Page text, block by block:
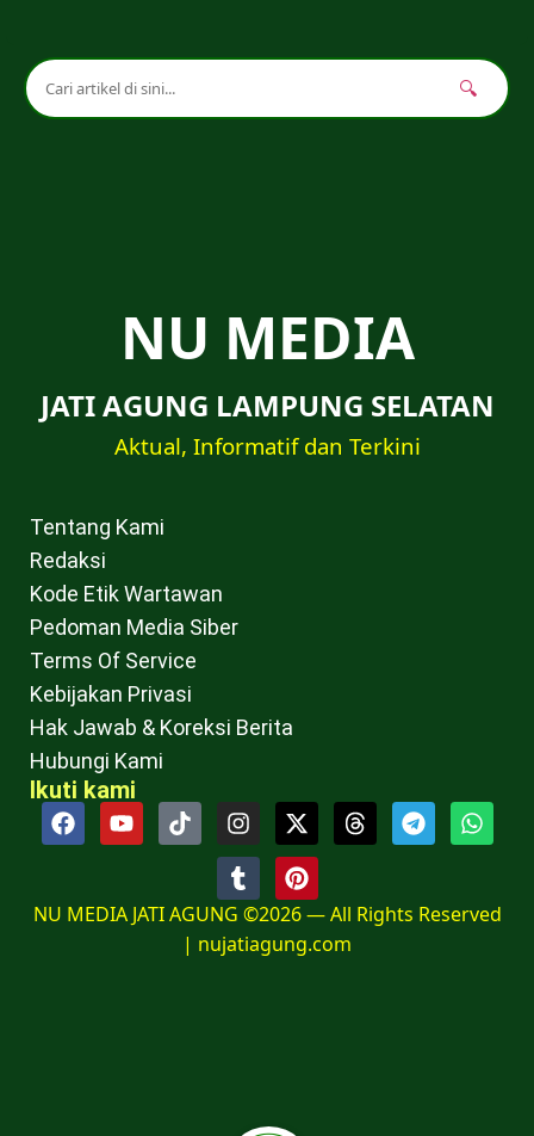
🔍
NU MEDIA
JATI AGUNG LAMPUNG SELATAN
Aktual, Informatif dan Terkini
Tentang Kami
Redaksi
Kode Etik Wartawan
Pedoman Media Siber
Terms Of Service
Kebijakan Privasi
Hak Jawab & Koreksi Berita
Hubungi Kami
Ikuti kami
NU MEDIA JATI AGUNG ©2026 — All Rights Reserved
| nujatiagung.com